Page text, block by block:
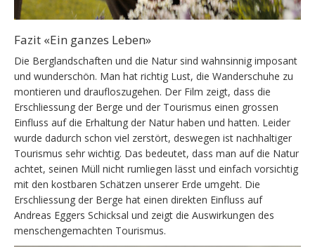
Fazit «Ein ganzes Leben»
Die Berglandschaften und die Natur sind wahnsinnig imposant
und wunderschön. Man hat richtig Lust, die Wanderschuhe zu
montieren und draufloszugehen. Der Film zeigt, dass die
Erschliessung der Berge und der Tourismus einen grossen
Einfluss auf die Erhaltung der Natur haben und hatten. Leider
wurde dadurch schon viel zerstört, deswegen ist nachhaltiger
Tourismus sehr wichtig. Das bedeutet, dass man auf die Natur
achtet, seinen Müll nicht rumliegen lässt und einfach vorsichtig
mit den kostbaren Schätzen unserer Erde umgeht. Die
Erschliessung der Berge hat einen direkten Einfluss auf
Andreas Eggers Schicksal und zeigt die Auswirkungen des
menschengemachten Tourismus.